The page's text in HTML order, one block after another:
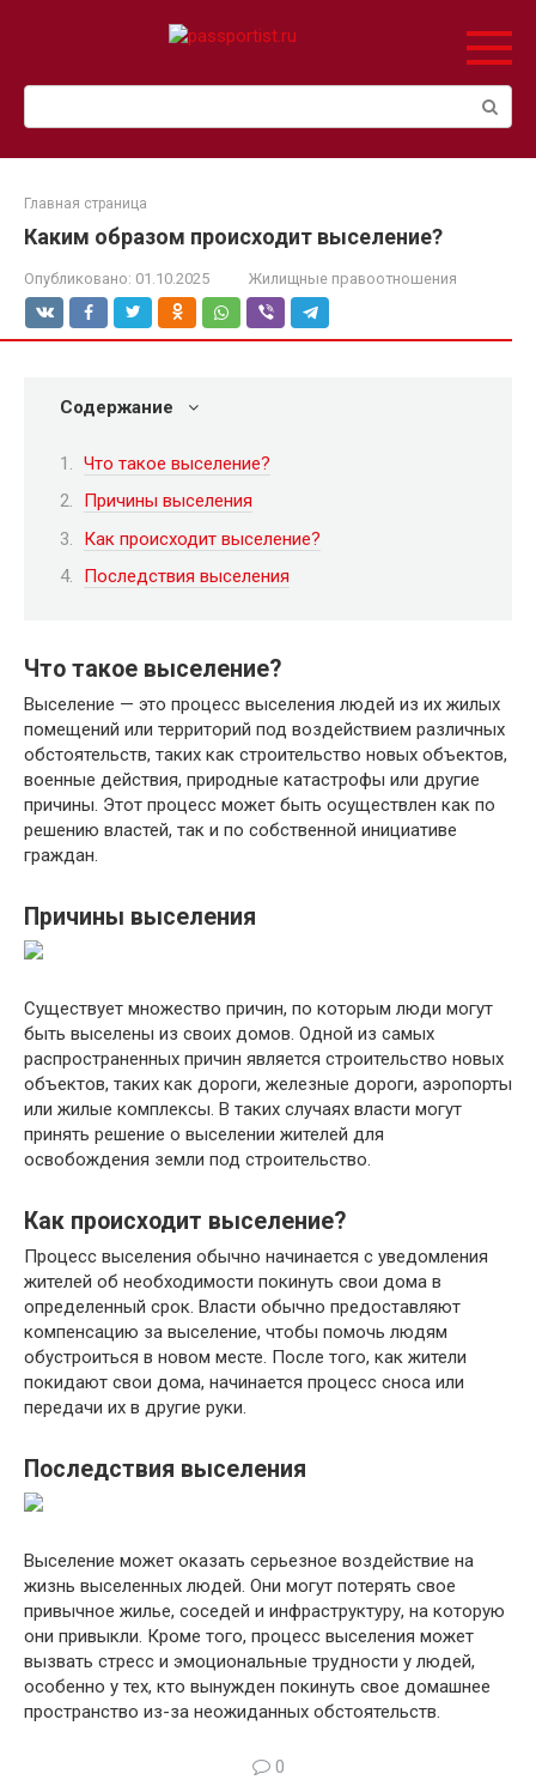
Поиск:
Главная страница
Каким образом происходит выселение?
Опубликовано: 01.10.2025 Жилищные правоотношения
Содержание
Что такое выселение?
Причины выселения
Как происходит выселение?
Последствия выселения
Что такое выселение?
Выселение — это процесс выселения людей из их жилых
помещений или территорий под воздействием различных
обстоятельств, таких как строительство новых объектов,
военные действия, природные катастрофы или другие
причины. Этот процесс может быть осуществлен как по
решению властей, так и по собственной инициативе
граждан.
Причины выселения
Существует множество причин, по которым люди могут
быть выселены из своих домов. Одной из самых
распространенных причин является строительство новых
объектов, таких как дороги, железные дороги, аэропорты
или жилые комплексы. В таких случаях власти могут
принять решение о выселении жителей для
освобождения земли под строительство.
Как происходит выселение?
Процесс выселения обычно начинается с уведомления
жителей об необходимости покинуть свои дома в
определенный срок. Власти обычно предоставляют
компенсацию за выселение, чтобы помочь людям
обустроиться в новом месте. После того, как жители
покидают свои дома, начинается процесс сноса или
передачи их в другие руки.
Последствия выселения
Выселение может оказать серьезное воздействие на
жизнь выселенных людей. Они могут потерять свое
привычное жилье, соседей и инфраструктуру, на которую
они привыкли. Кроме того, процесс выселения может
вызвать стресс и эмоциональные трудности у людей,
особенно у тех, кто вынужден покинуть свое домашнее
пространство из-за неожиданных обстоятельств.
0